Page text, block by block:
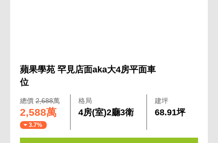
蘋果學苑 罕見店面aka大4房平面車
位
總價2,688萬
2,588萬
3.7%
格局
4房(室)2廳3衛
建坪
68.91坪